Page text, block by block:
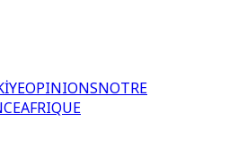
OPINIONSNOTRE
AFRIQUE